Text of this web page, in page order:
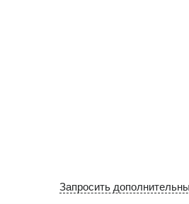
Запросить